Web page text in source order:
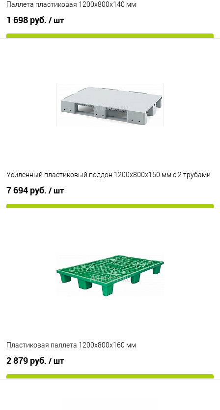
Паллета пластиковая 1200х800х140 мм
1 698 руб. / шт
Усиленный пластиковый поддон 1200х800х150 мм с 2 трубами
7 694 руб. / шт
Пластиковая паллета 1200х800х160 мм
2 879 руб. / шт